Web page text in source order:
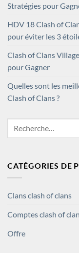
Stratégies pour
HDV 18 Clash of
pour éviter les 3
Clash of Clans
pour Gagner
Quelles sont les
Clash of Clans ?
CATÉGORIES DE
Clans clash of clans
Comptes clash of clan
Offre